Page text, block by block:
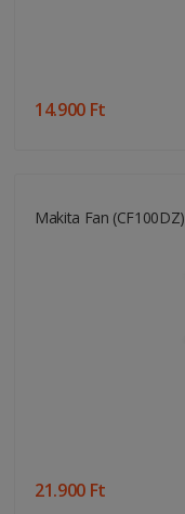
14.900 Ft
Makita Fan (CF100DZ)
21.900 Ft